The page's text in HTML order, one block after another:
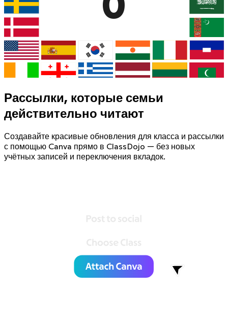
Рассылки, которые семьи
действительно читают
Создавайте красивые обновления для класса и рассылки
с помощью Canva прямо в ClassDojo — без новых
учётных записей и переключения вкладок.